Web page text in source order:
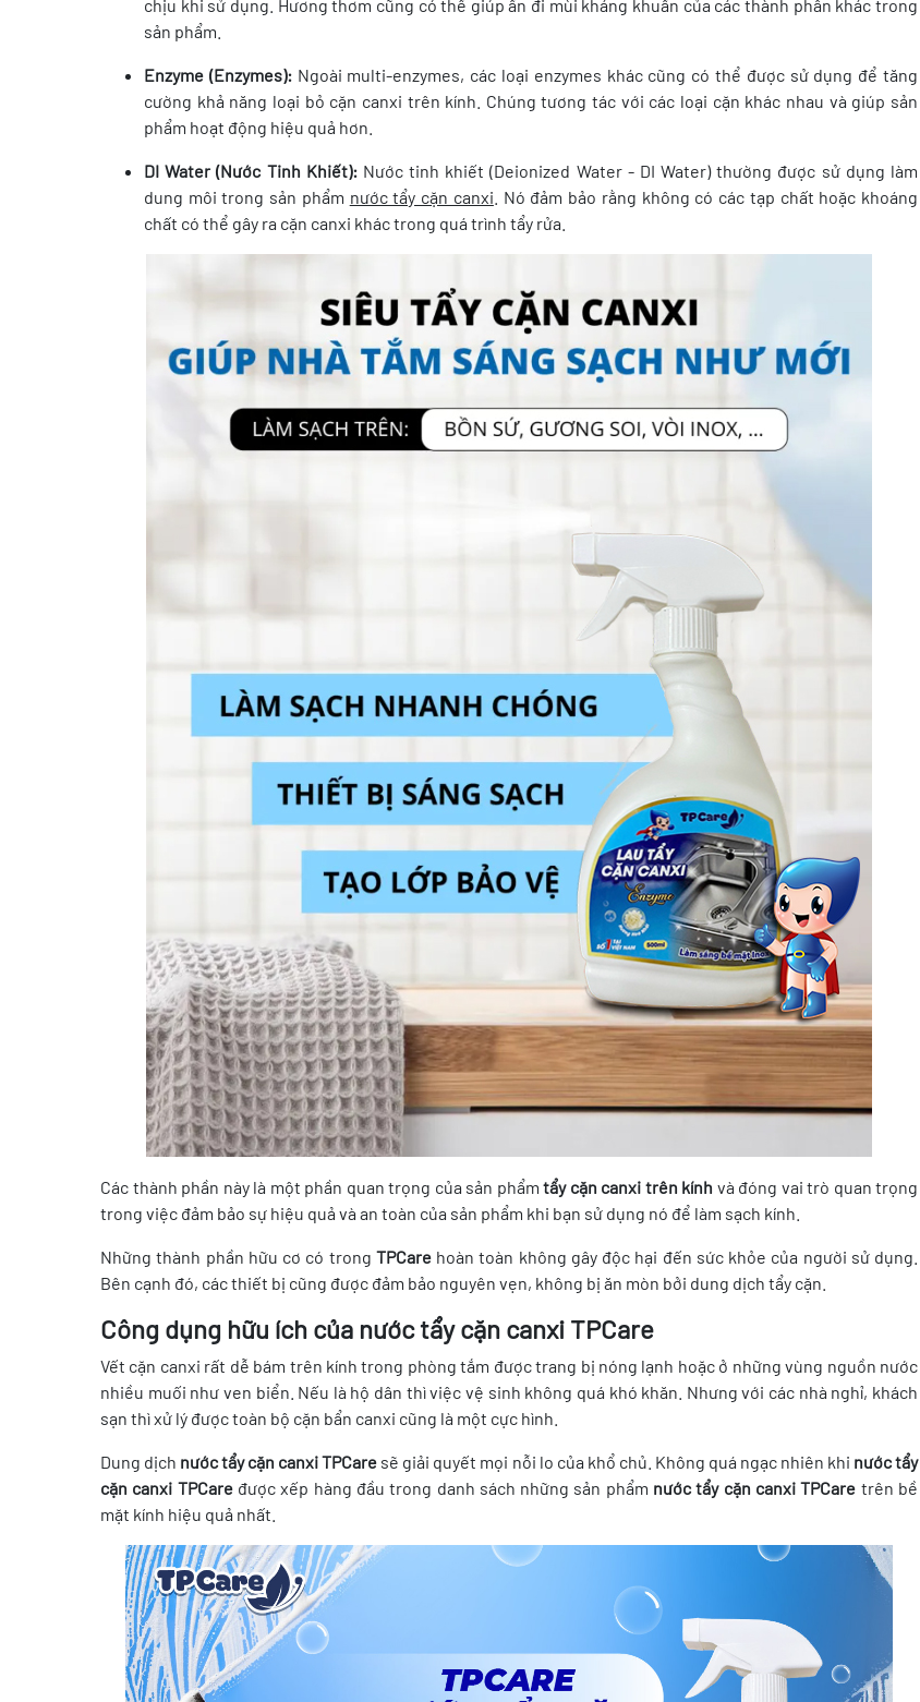
chịu khi sử dụng. Hương thơm cũng có thể giúp ẩn đi mùi kháng khuẩn của các thành phần khác trong
sản phẩm.
Enzyme (Enzymes):Ngoài multi-enzymes, các loại enzymes khác cũng có thể được sử dụng để tăng
cường khả năng loại bỏ cặn canxi trên kính. Chúng tương tác với các loại cặn khác nhau và giúp sản
phẩm hoạt động hiệu quả hơn.
DI Water (Nước Tinh Khiết):Nước tinh khiết (Deionized Water - DI Water) thường được sử dụng làm
dung môi trong sản phẩm nước tẩy cặn canxi . Nó đảm bảo rằng không có các tạp chất hoặc khoáng
chất có thể gây ra cặn canxi khác trong quá trình tẩy rửa.
Các thành phần này là một phần quan trọng của sản phẩm tẩy cặn canxi trên kính và đóng vai trò quan trọng
trong việc đảm bảo sự hiệu quả và an toàn của sản phẩm khi bạn sử dụng nó để làm sạch kính.
Những thành phần hữu cơ có trong TPCarehoàn toàn không gây độc hại đến sức khỏe của người sử dụng.
Bên cạnh đó, các thiết bị cũng được đảm bảo nguyên vẹn, không bị ăn mòn bởi dung dịch tẩy cặn.
Công dụng hữu ích của nước tẩy cặn canxi TPCare
Vết cặn canxi rất dễ bám trên kính trong phòng tắm được trang bị nóng lạnh hoặc ở những vùng nguồn nước
nhiều muối như ven biển. Nếu là hộ dân thì việc vệ sinh không quá khó khăn. Nhưng với các nhà nghỉ, khách
sạn thì xử lý được toàn bộ cặn bẩn canxi cũng là một cực hình.
Dung dịch nước tẩy cặn canxi TPCare sẽ giải quyết mọi nỗi lo của khổ chủ. Không quá ngạc nhiên khi nước tẩy
cặn canxi TPCaređược xếp hàng đầu trong danh sách những sản phẩm nước tẩy cặn canxi TPCare trên bề
mặt kính hiệu quả nhất.